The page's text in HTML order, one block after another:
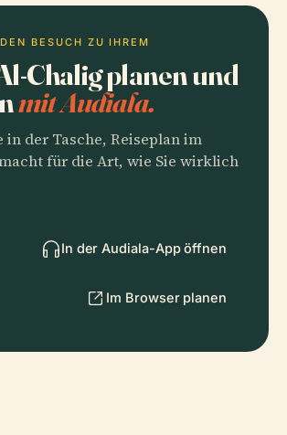
BESUCH ZU IHREM
Chalig planen und
mit Audiala.
in der Tasche, Reiseplan im
für die Art, wie Sie wirklich
In der Audiala-App öffnen
Im Browser planen